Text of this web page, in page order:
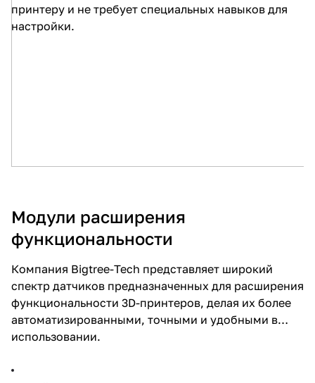
принтеру и не требует специальных навыков для
настройки.
Модули расширения
функциональности
Компания Bigtree-Tech представляет широкий
спектр датчиков предназначенных для расширения
функциональности 3D-принтеров, делая их более
автоматизированными, точными и удобными в
использовании.